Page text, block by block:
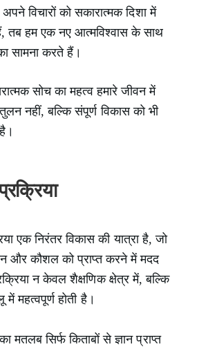
विचारों को सकारात्मक दिशा में
तब हम एक नए आत्मविश्वास के साथ
सामना करते हैं।
सोच का महत्व हमारे जीवन में
नहीं, बल्कि संपूर्ण विकास को भी
एक निरंतर विकास की यात्रा है, जो
और कौशल को प्राप्त करने में मदद
न केवल शैक्षणिक क्षेत्र में, बल्कि
महत्वपूर्ण होती है।
मतलब सिर्फ किताबों से ज्ञान प्राप्त